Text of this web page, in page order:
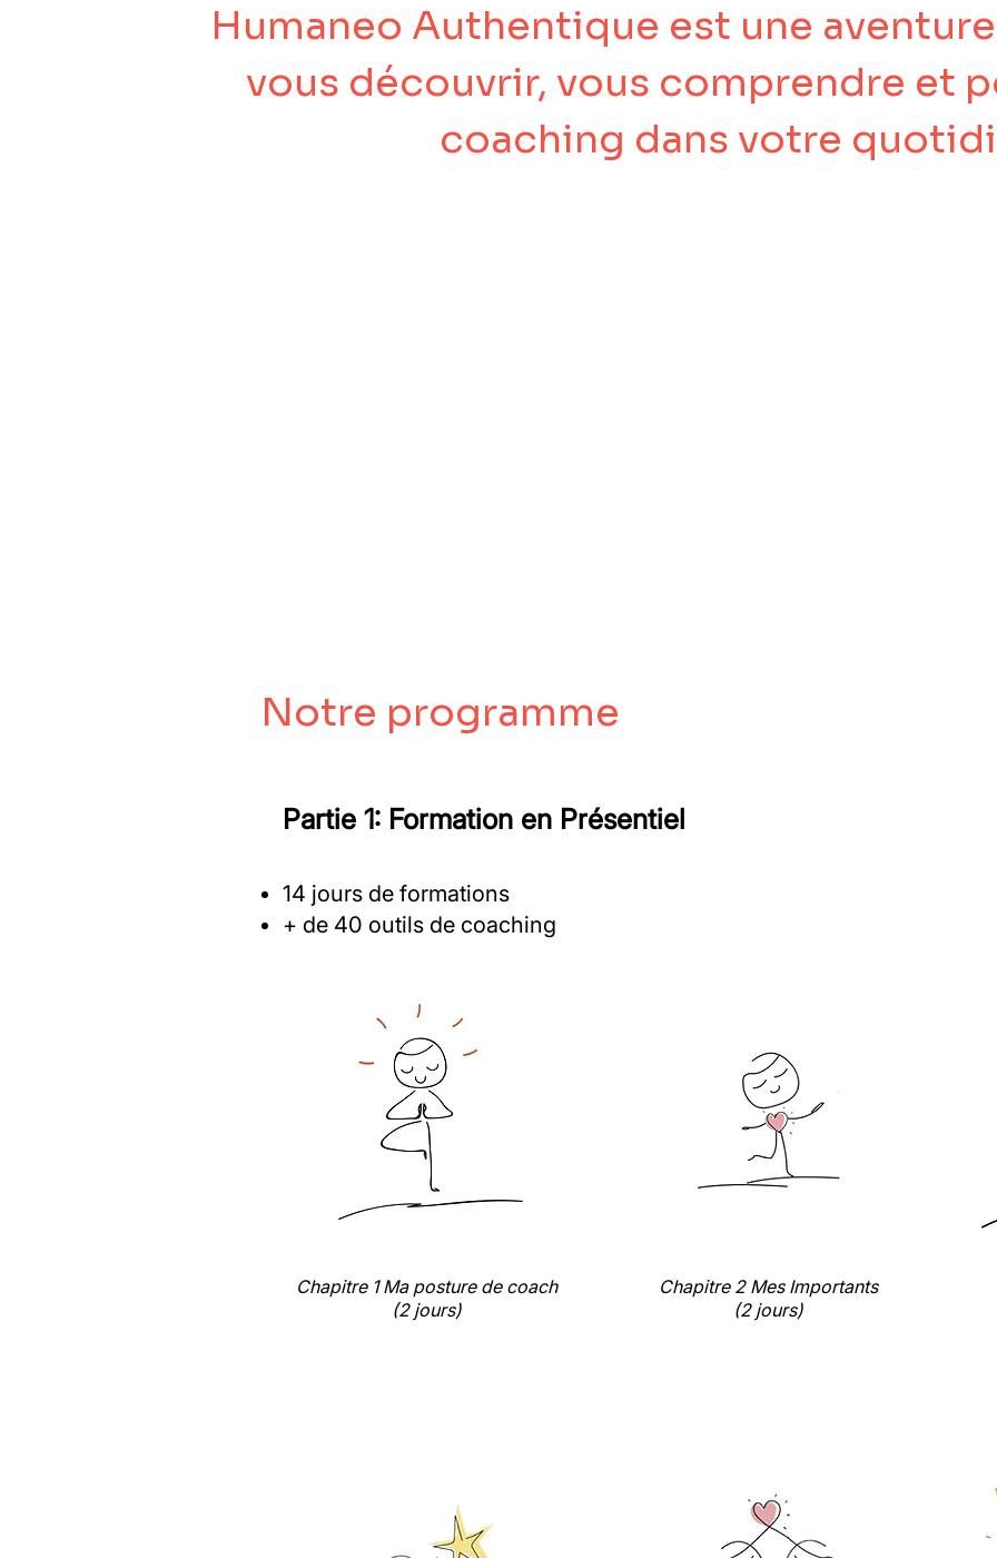
Humaneo Authentique est une
vous découvrir, vous comprendre et
coaching dans votre
Notre programme
Partie 1: Formation en Présentiel
14 jours de formations
+ de 40 outils de coaching
Chapitre 1 Ma posture de coach
(2 jours)
Chapitre 2 Mes Importants
(2 jours)